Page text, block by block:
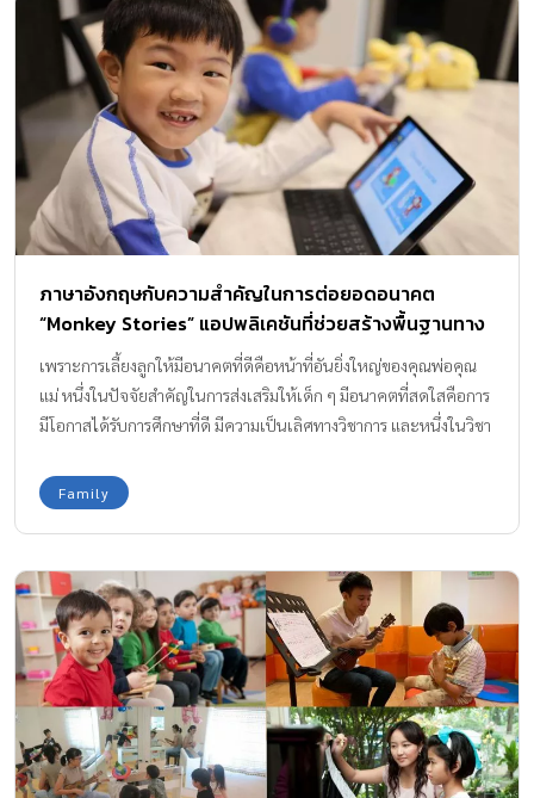
ภาษาอังกฤษกับความสำคัญในการต่อยอดอนาคต
“Monkey Stories” แอปพลิเคชันที่ช่วยสร้างพื้นฐานทาง
ภาษาอังกฤษให้แข็งแรงตั้งแต่เยาว์วัย
เพราะการเลี้ยงลูกให้มีอนาคตที่ดีคือหน้าที่อันยิ่งใหญ่ของคุณพ่อคุณ
แม่ หนึ่งในปัจจัยสำคัญในการส่งเสริมให้เด็ก ๆ มีอนาคตที่สดใสคือการ
มีโอกาสได้รับการศึกษาที่ดี มีความเป็นเลิศทางวิชาการ และหนึ่งในวิชา
ทักษะในระดับที่เก่งขึ้นไปเพื่อต่อยอดการเรียนรู้และอนาคตที่สมบูรณ์
นั่นคือ “ภาษาอังกฤษ” เหตุใด ภาษาอังกฤษจึงมีความจำเป็นต่อ
ความรู้ด้านการใช้ภาษาให้บุตรหลานตั้งแต่อายุยังน้อย วันนี้เรามีคำตอบ
มาฝากกัน
Family